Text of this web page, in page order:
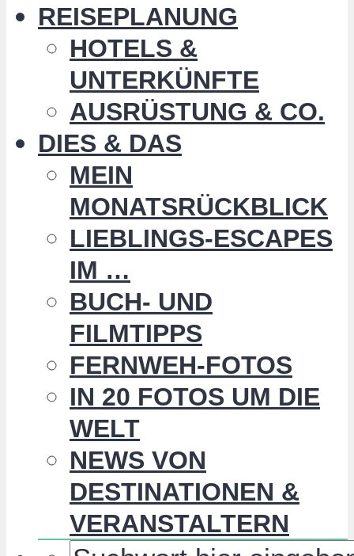
REISEPLANUNG
HOTELS &
UNTERKÜNFTE
AUSRÜSTUNG & CO.
DIES & DAS
MEIN
MONATSRÜCKBLICK
LIEBLINGS-ESCAPES
IM …
BUCH- UND
FILMTIPPS
FERNWEH-FOTOS
IN 20 FOTOS UM DIE
WELT
NEWS VON
DESTINATIONEN &
VERANSTALTERN